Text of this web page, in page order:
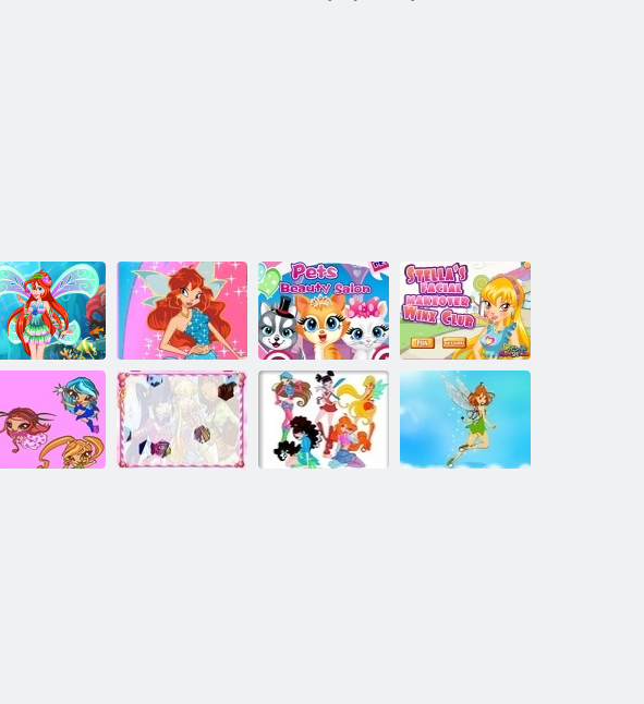
Ariel Hercegnő
Winx stílus
Winx Bloom
Mágikus
Felszerelés
Szépségszalon
háziállatok
számára
Stella Facial
Makeover Winx
Club